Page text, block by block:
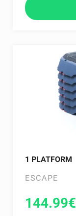
1 PLATFORM
ESCAPE
144.99€